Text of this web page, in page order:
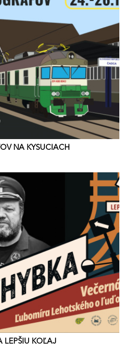
NA KYSUCIACH
LEPŠIU KOĽAJ